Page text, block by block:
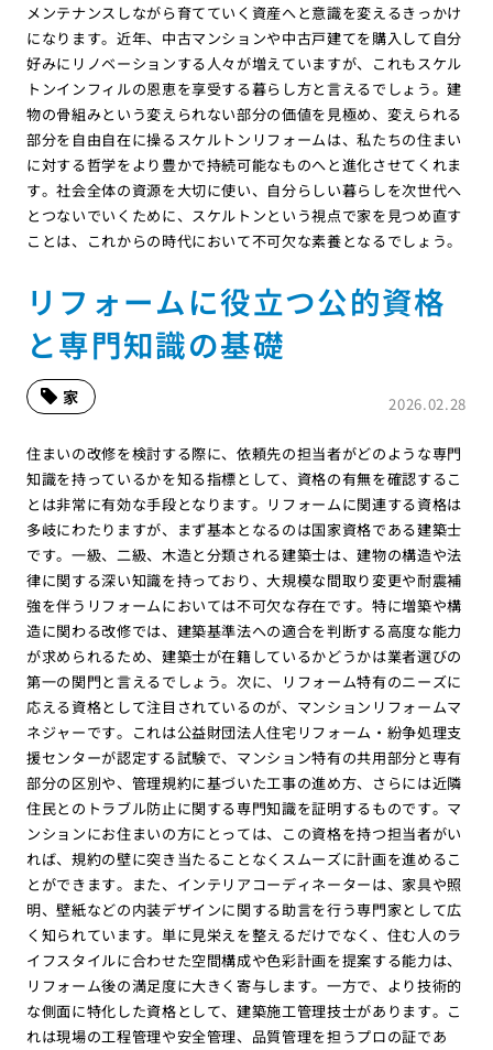
メンテナンスしながら育てていく資産へと意識を変えるきっかけ
になります。近年、中古マンションや中古戸建てを購入して自分
好みにリノベーションする人々が増えていますが、これもスケル
トンインフィルの恩恵を享受する暮らし方と言えるでしょう。建
物の骨組みという変えられない部分の価値を見極め、変えられる
部分を自由自在に操るスケルトンリフォームは、私たちの住まい
に対する哲学をより豊かで持続可能なものへと進化させてくれま
す。社会全体の資源を大切に使い、自分らしい暮らしを次世代へ
とつないでいくために、スケルトンという視点で家を見つめ直す
ことは、これからの時代において不可欠な素養となるでしょう。
リフォームに役立つ公的資格
と専門知識の基礎
2026.02.28
家
住まいの改修を検討する際に、依頼先の担当者がどのような専門
知識を持っているかを知る指標として、資格の有無を確認するこ
とは非常に有効な手段となります。リフォームに関連する資格は
多岐にわたりますが、まず基本となるのは国家資格である建築士
です。一級、二級、木造と分類される建築士は、建物の構造や法
律に関する深い知識を持っており、大規模な間取り変更や耐震補
強を伴うリフォームにおいては不可欠な存在です。特に増築や構
造に関わる改修では、建築基準法への適合を判断する高度な能力
が求められるため、建築士が在籍しているかどうかは業者選びの
第一の関門と言えるでしょう。次に、リフォーム特有のニーズに
応える資格として注目されているのが、マンションリフォームマ
ネジャーです。これは公益財団法人住宅リフォーム・紛争処理支
援センターが認定する試験で、マンション特有の共用部分と専有
部分の区別や、管理規約に基づいた工事の進め方、さらには近隣
住民とのトラブル防止に関する専門知識を証明するものです。マ
ンションにお住まいの方にとっては、この資格を持つ担当者がい
れば、規約の壁に突き当たることなくスムーズに計画を進めるこ
とができます。また、インテリアコーディネーターは、家具や照
明、壁紙などの内装デザインに関する助言を行う専門家として広
く知られています。単に見栄えを整えるだけでなく、住む人のラ
イフスタイルに合わせた空間構成や色彩計画を提案する能力は、
リフォーム後の満足度に大きく寄与します。一方で、より技術的
な側面に特化した資格として、建築施工管理技士があります。こ
れは現場の工程管理や安全管理、品質管理を担うプロの証であ